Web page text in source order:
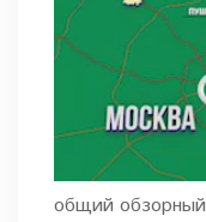
общий обзорный